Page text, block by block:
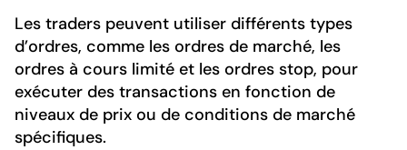
Les traders peuvent utiliser différents types
d’ordres, comme les ordres de marché, les
ordres à cours limité et les ordres stop, pour
exécuter des transactions en fonction de
niveaux de prix ou de conditions de marché
spécifiques.